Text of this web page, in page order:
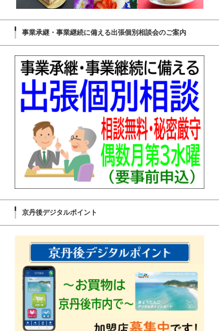
事業承継・事業継続に備える出張個別相談会のご案内
京丹後デジタルポイント